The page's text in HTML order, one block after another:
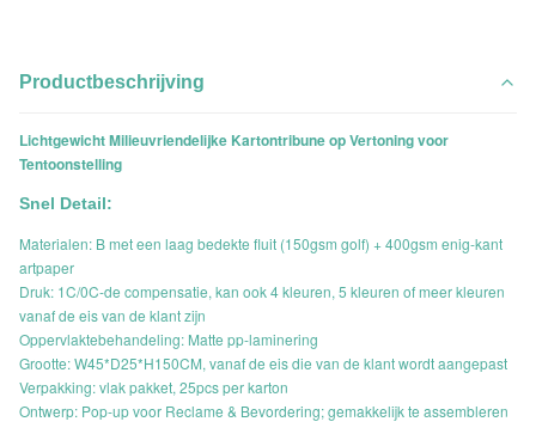
Productbeschrijving
Lichtgewicht Milieuvriendelijke Kartontribune op Vertoning voor
Tentoonstelling
Snel Detail:
Materialen: B met een laag bedekte fluit (150gsm golf) + 400gsm enig-kant
artpaper
Druk: 1C/0C-de compensatie, kan ook 4 kleuren, 5 kleuren of meer kleuren
vanaf de eis van de klant zijn
Oppervlaktebehandeling: Matte pp-laminering
Grootte: W45*D25*H150CM, vanaf de eis die van de klant wordt aangepast
Verpakking: vlak pakket, 25pcs per karton
Ontwerp: Pop-up voor Reclame & Bevordering; gemakkelijk te assembleren